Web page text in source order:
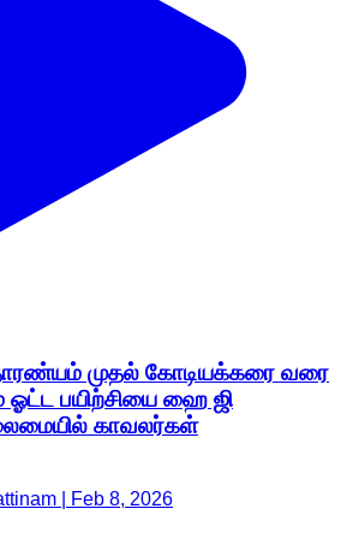
முதல் கோடியக்கரை வரை
ஓட்ட பயிற்சியை ஹை ஜி
காவலர்கள்
| Feb 8, 2026